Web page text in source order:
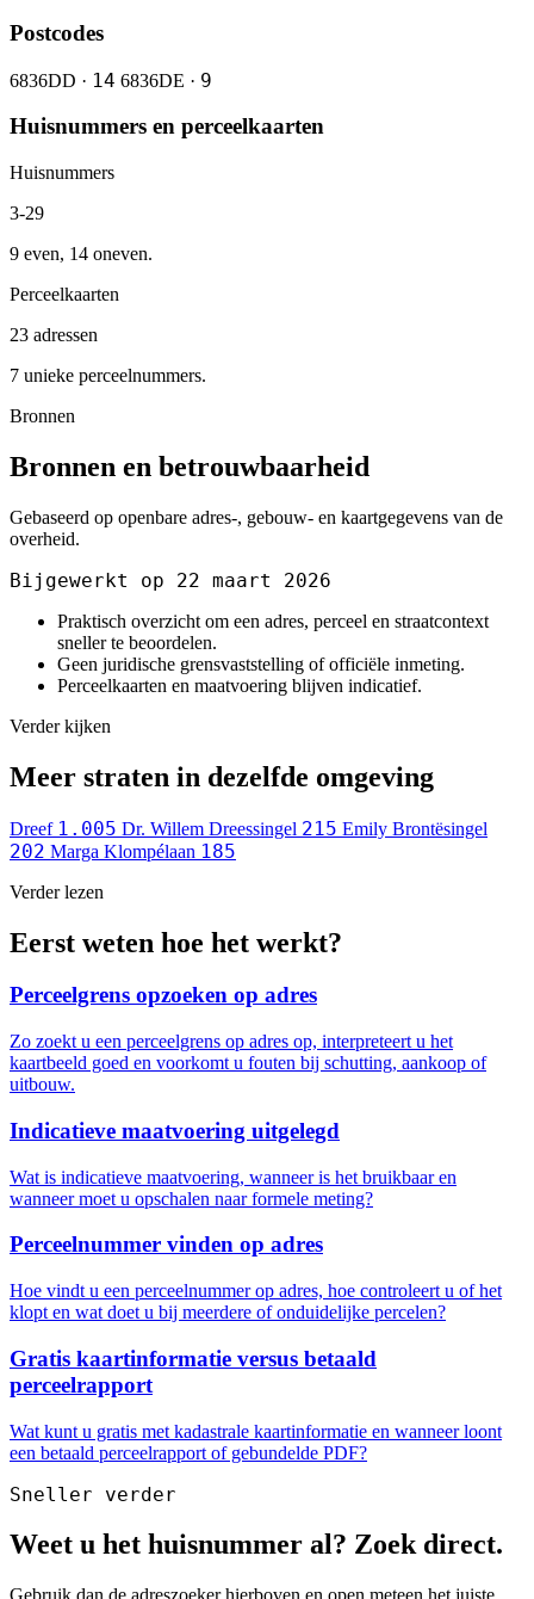
Postcodes
6836DD · 14 6836DE · 9
Huisnummers en perceelkaarten
Huisnummers
3-29
9 even, 14 oneven.
Perceelkaarten
23 adressen
7 unieke perceelnummers.
Bronnen
Bronnen en betrouwbaarheid
Gebaseerd op openbare adres-, gebouw- en kaartgegevens van de
overheid.
Bijgewerkt op 22 maart 2026
Praktisch overzicht om een adres, perceel en straatcontext
sneller te beoordelen.
Geen juridische grensvaststelling of officiële inmeting.
Perceelkaarten en maatvoering blijven indicatief.
Verder kijken
Meer straten in dezelfde omgeving
Dreef 1.005 Dr. Willem Dreessingel 215 Emily Brontësingel
202 Marga Klompélaan 185
Verder lezen
Eerst weten hoe het werkt?
Perceelgrens opzoeken op adres
Zo zoekt u een perceelgrens op adres op, interpreteert u het
kaartbeeld goed en voorkomt u fouten bij schutting, aankoop of
uitbouw.
Indicatieve maatvoering uitgelegd
Wat is indicatieve maatvoering, wanneer is het bruikbaar en
wanneer moet u opschalen naar formele meting?
Perceelnummer vinden op adres
Hoe vindt u een perceelnummer op adres, hoe controleert u of het
klopt en wat doet u bij meerdere of onduidelijke percelen?
Gratis kaartinformatie versus betaald
perceelrapport
Wat kunt u gratis met kadastrale kaartinformatie en wanneer loont
een betaald perceelrapport of gebundelde PDF?
Sneller verder
Weet u het huisnummer al? Zoek direct.